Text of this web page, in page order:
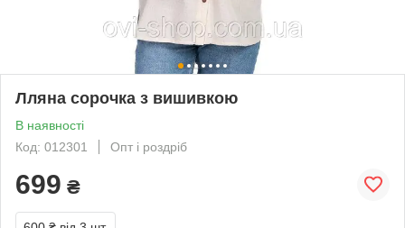
Лляна сорочка з вишивкою
В наявності
Код: 012301
Опт і роздріб
699 ₴